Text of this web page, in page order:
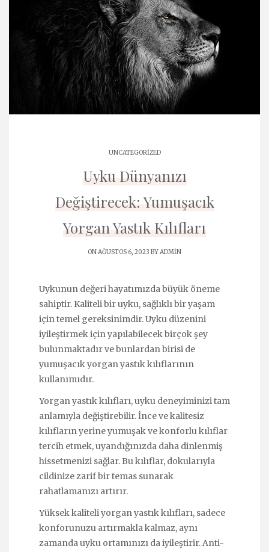
UNCATEGORIZED
Uyku Dünyanızı
Değiştirecek: Yumuşacık
Yorgan Yastık Kılıfları
ON AĞUSTOS 6, 2023 BYADMIN
Uykunun değeri hayatımızda büyük öneme
sahiptir. Kaliteli bir uyku, sağlıklı bir yaşam
için temel gereksinimdir. Uyku düzenini
iyileştirmek için yapılabilecek birçok şey
bulunmaktadır ve bunlardan birisi de
yumuşacık yorgan yastık kılıflarının
kullanımıdır.
Yorgan yastık kılıfları, uyku deneyiminizi tam
anlamıyla değiştirebilir. İnce ve kalitesiz
kılıfların yerine yumuşak ve konforlu kılıflar
tercih etmek, uyandığınızda daha dinlenmiş
hissetmenizi sağlar. Bu kılıflar, dokularıyla
cildinize zarif bir temas sunarak
rahatlamanızı artırır.
Yüksek kaliteli yorgan yastık kılıfları, sadece
konforunuzu artırmakla kalmaz, aynı
zamanda uyku ortamınızı da iyileştirir. Anti-